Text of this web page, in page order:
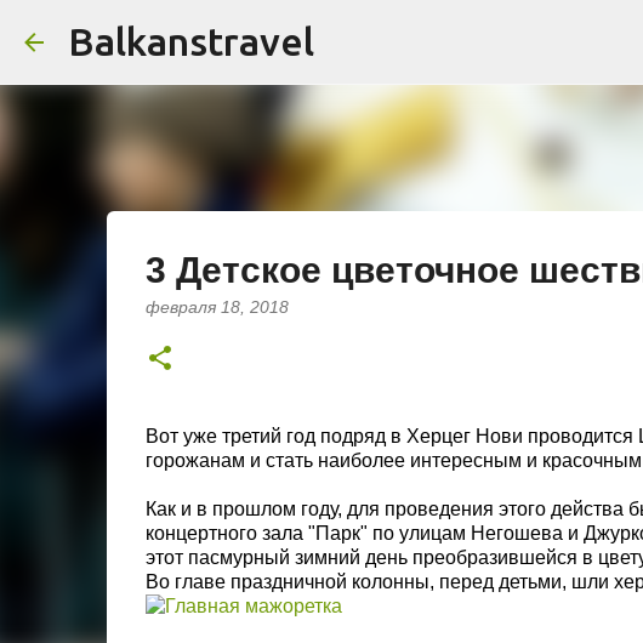
Balkanstravel
3 Детское цветочное
февраля 18, 2018
Вот уже третий год подряд в Херцег Нови
горожанам и стать наиболее интересным и
Как и в прошлом году, для проведения этого
концертного зала "Парк" по улицам Негошева и
этот пасмурный зимний день преобразившейся в
Во главе праздничной колонны, перед детьми, шли